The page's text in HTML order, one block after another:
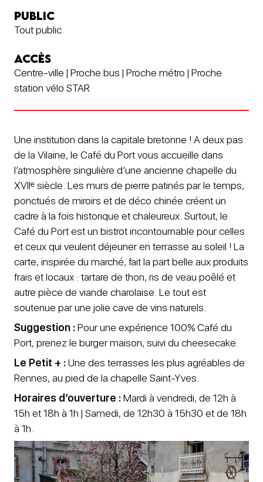
PUBLIC
Tout public
ACCÈS
Centre-ville | Proche bus | Proche métro | Proche
station vélo STAR
Une institution dans la capitale bretonne ! A deux pas
de la Vilaine, le Café du Port vous accueille dans
l’atmosphère singulière d’une ancienne chapelle du
XVIIᵉ siècle. Les murs de pierre patinés par le temps,
ponctués de miroirs et de déco chinée créent un
cadre à la fois historique et chaleureux. Surtout, le
Café du Port est un bistrot incontournable pour celles
et ceux qui veulent déjeuner en terrasse au soleil ! La
carte, inspirée du marché, fait la part belle aux produits
frais et locaux : tartare de thon, ris de veau poêlé et
autre pièce de viande charolaise. Le tout est
soutenue par une jolie cave de vins naturels.
Suggestion :Pour une expérience 100% Café du
Port, prenez le burger maison, suivi du cheesecake.
Le Petit + :Une des terrasses les plus agréables de
Rennes, au pied de la chapelle Saint-Yves.
Horaires d’ouverture :Mardi à vendredi, de 12h à
15h et 18h à 1h | Samedi, de 12h30 à 15h30 et de 18h
à 1h.